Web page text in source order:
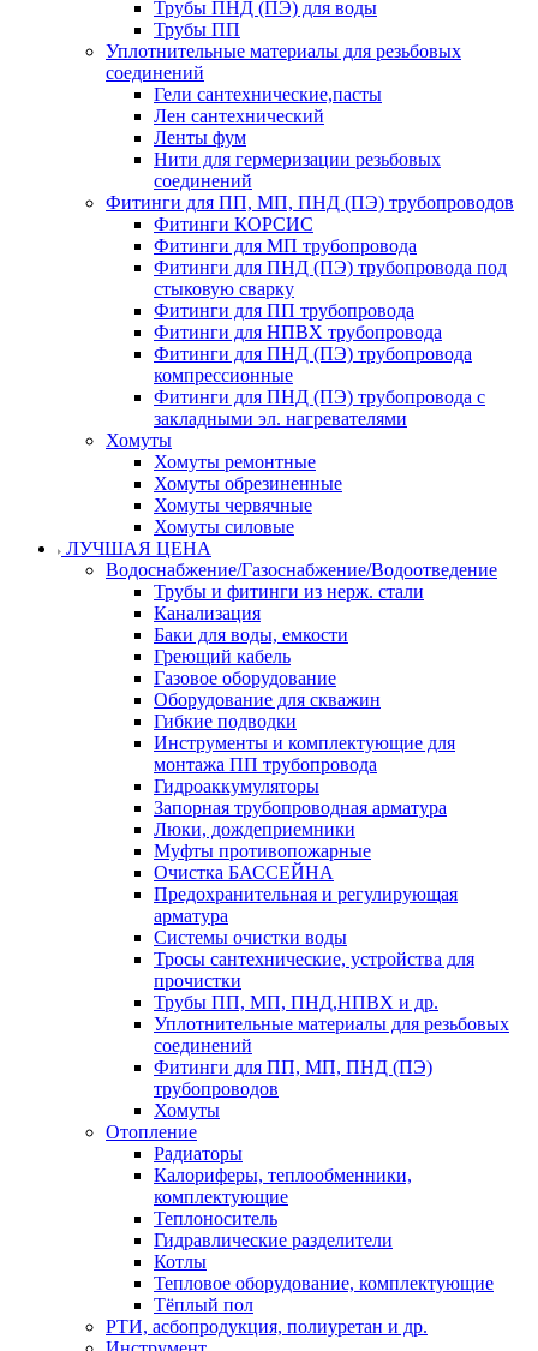
Трубы ПНД (ПЭ) для воды
Трубы ПП
Уплотнительные материалы для резьбовых
соединений
Гели сантехнические,пасты
Лен сантехнический
Ленты фум
Нити для гермеризации резьбовых
соединений
Фитинги для ПП, МП, ПНД (ПЭ) трубопроводов
Фитинги КОРСИС
Фитинги для МП трубопровода
Фитинги для ПНД (ПЭ) трубопровода под
стыковую сварку
Фитинги для ПП трубопровода
Фитинги для НПВХ трубопровода
Фитинги для ПНД (ПЭ) трубопровода
компрессионные
Фитинги для ПНД (ПЭ) трубопровода с
закладными эл. нагревателями
Хомуты
Хомуты ремонтные
Хомуты обрезиненные
Хомуты червячные
Хомуты силовые
ЛУЧШАЯ ЦЕНА
Водоснабжение/Газоснабжение/Водоотведение
Трубы и фитинги из нерж. стали
Канализация
Баки для воды, емкости
Греющий кабель
Газовое оборудование
Оборудование для скважин
Гибкие подводки
Инструменты и комплектующие для
монтажа ПП трубопровода
Гидроаккумуляторы
Запорная трубопроводная арматура
Люки, дождеприемники
Муфты противопожарные
Очистка БАССЕЙНА
Предохранительная и регулирующая
арматура
Системы очистки воды
Тросы сантехнические, устройства для
прочистки
Трубы ПП, МП, ПНД,НПВХ и др.
Уплотнительные материалы для резьбовых
соединений
Фитинги для ПП, МП, ПНД (ПЭ)
трубопроводов
Хомуты
Отопление
Радиаторы
Калориферы, теплообменники,
комплектующие
Теплоноситель
Гидравлические разделители
Котлы
Тепловое оборудование, комплектующие
Тёплый пол
РТИ, асбопродукция, полиуретан и др.